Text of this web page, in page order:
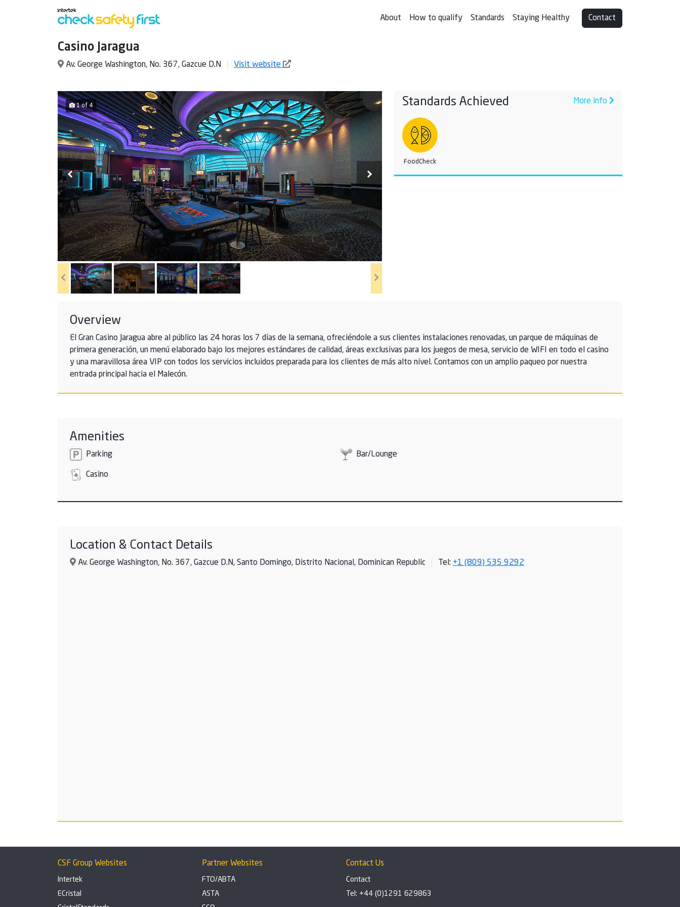
About How to qualify Standards Staying Healthy Contact
Casino Jaragua
Av. George Washington, No. 367, Gazcue D.N Visit website
1 of 4 Standards Achieved More info
FoodCheck
Overview
El Gran Casino Jaragua abre al público las 24 horas los 7 días de la semana, ofreciéndole a sus clientes instalaciones renovadas, un parque de máquinas de
primera generación, un menú elaborado bajo los mejores estándares de calidad, áreas exclusivas para los juegos de mesa, servicio de WIFI en todo el casino
y una maravillosa área VIP con todos los servicios incluidos preparada para los clientes de más alto nivel. Contamos con un amplio paqueo por nuestra
entrada principal hacia el Malecón.
Amenities
Parking Bar/Lounge
Casino
Location & Contact Details
Av. George Washington, No. 367, Gazcue D.N, Santo Domingo, Distrito Nacional, Dominican Republic Tel: +1 (809) 535 9292
CSF Group Websites
Intertek
ECristal
Partner Websites
FTO/ABTA
ASTA
Contact Us
Contact
Tel: +44 (0)1291 629863